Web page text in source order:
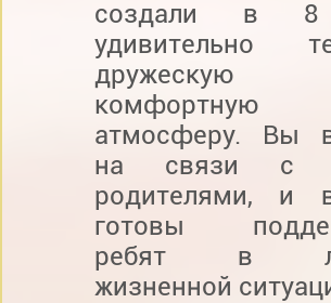
создали в
удивительно
комфортную
атмосферу. Вы
на связи с
родителями, и
готовы
ребят в
жизненной